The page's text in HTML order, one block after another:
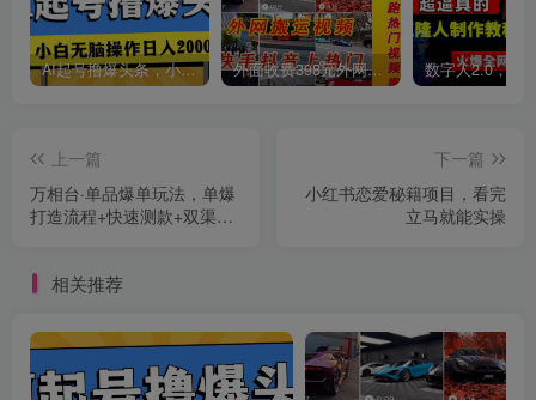
AI起号撸爆头条，小白也能操作，日入2000+ 外面收费398元外网超跑豪车汽车视频搬运至快手抖音上热门项目
上一篇
万相台·单品爆单玩法，单爆
打造流程+快速测款+双渠放
下一篇
小红书恋爱秘籍项目，看完
立马就能实操
相关推荐